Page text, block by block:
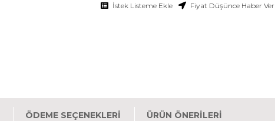
İstek Listeme Ekle Fiyat Düşünce Haber Ver
ÖDEME SEÇENEKLERI ÜRÜN ÖNERILERI